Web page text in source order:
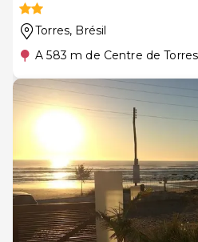
Torres, Brésil
A 583 m de Centre de Torres